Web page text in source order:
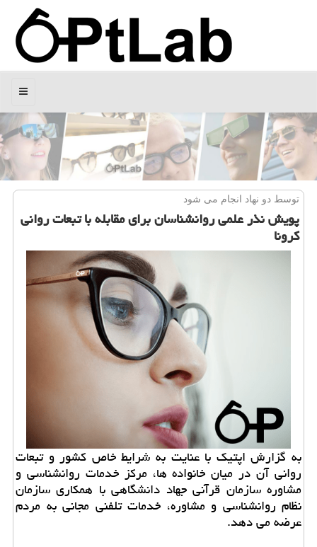
منو
توسط دو نهاد انجام می شود
پویش نذر علمی روانشناسان برای مقابله با تبعات روانی
كرونا
به گزارش اپتیك با عنایت به شرایط خاص كشور و تبعات
روانی آن در میان خانواده ها، مركز خدمات روانشناسی و
مشاوره سازمان قرآنی جهاد دانشگاهی با همكاری سازمان
نظام روانشناسی و مشاوره، خدمات تلفنی مجانی به مردم
عرضه می دهد.